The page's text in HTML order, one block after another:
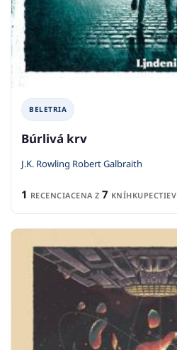
BELETRIA
Búrlivá krv
J.K. Rowling Robert Galbraith
1 RECENCIACENA Z 7 KNÍHKUPECTIEV